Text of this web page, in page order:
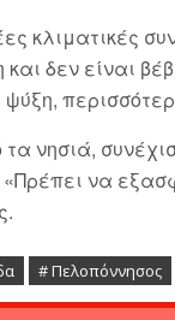
κλιματικές
και δεν είναι
νησιά,
να
# Πελοπόννησος